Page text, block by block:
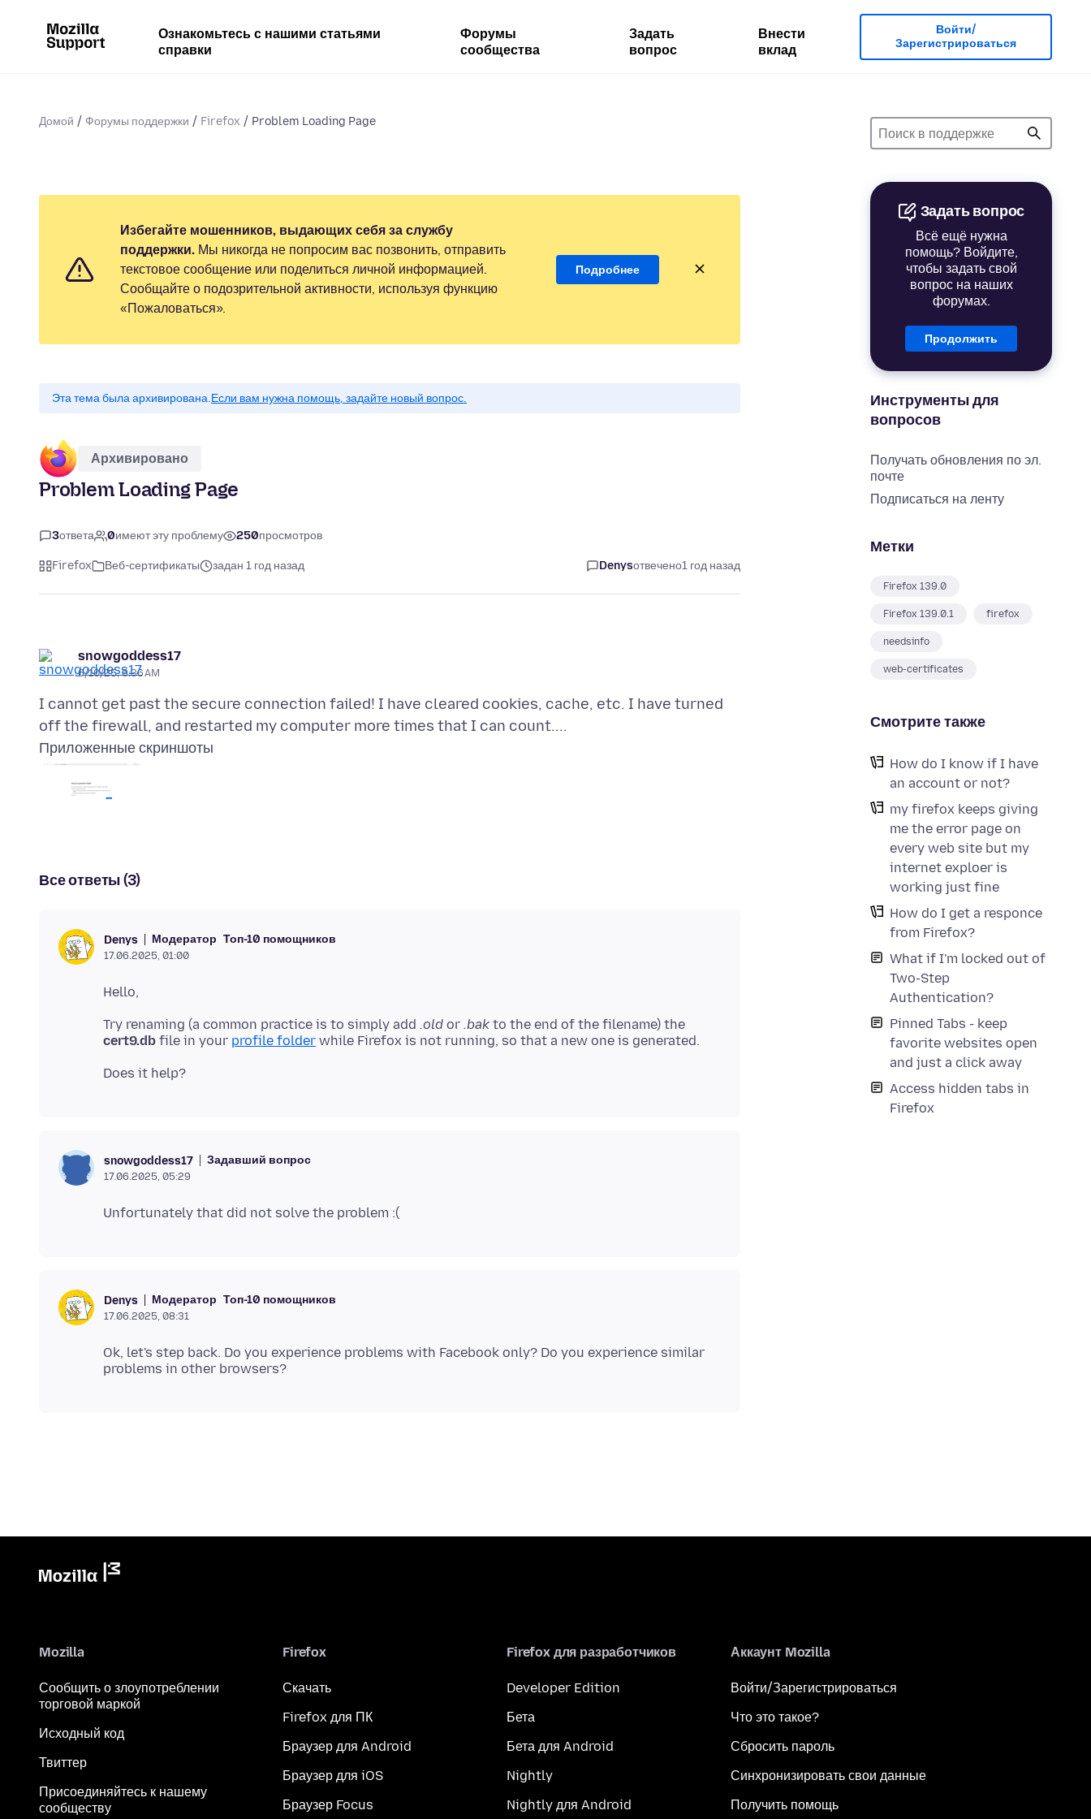
Ознакомьтесь с нашими статьями
справки
Форумы
сообщества
Задать
вопрос
Внести
вклад
Войти/
Зарегистрироваться
Домой Форумы поддержки Firefox Problem Loading Page
Задать вопрос
Всё ещё нужна
помощь? Войдите,
чтобы задать свой
вопрос на наших
форумах.
Продолжить
Инструменты для
вопросов
Получать обновления по эл.
почте
Подписаться на ленту
Метки
Firefox 139.0
Firefox 139.0.1 firefox
needsinfo
web-certificates
Смотрите также
How do I know if I have
an account or not?
my firefox keeps giving
me the error page on
every web site but my
internet exploer is
working just fine
How do I get a responce
from Firefox?
What if I'm locked out of
Two-Step
Authentication?
Pinned Tabs - keep
favorite websites open
and just a click away
Access hidden tabs in
Firefox
Избегайте мошенников, выдающих себя за службу
поддержки. Мы никогда не попросим вас позвонить, отправить
текстовое сообщение или поделиться личной информацией.
Сообщайте о подозрительной активности, используя функцию
«Пожаловаться».
Подробнее
Эта тема была архивирована.Если вам нужна помощь, задайте новый вопрос.
Архивировано
Problem Loading Page
3ответа 0имеют эту проблему 250просмотров
Firefox Веб-сертификаты задан 1 год назад Denysотвечено1 год назад
snowgoddess17
6/10/25, 6:36 AM
I cannot get past the secure connection failed! I have cleared cookies, cache, etc. I have turned
Приложенные скриншоты
Все ответы (3)
Denys Модератор Топ-10 помощников
17.06.2025, 01:00
Try renaming (a common practice is to simply add .old or .bakto the end of the filename) the
cert9.db file in your profile folder
snowgoddess17 Задавший вопрос
17.06.2025, 05:29
Denys Модератор Топ-10 помощников
17.06.2025, 08:31
Ok, let's step back. Do you experience problems with Facebook only? Do you experience similar
Mozilla
Сообщить о злоупотреблении
торговой маркой
Исходный код
Твиттер
Присоединяйтесь к нашему
сообществу
Firefox
Скачать
Firefox для ПК
Браузер для Android
Браузер для iOS
Браузер Focus
Firefox для разработчиков
Developer Edition
Бета
Бета для Android
Nightly
Nightly для Android
Аккаунт Mozilla
Войти/Зарегистрироваться
Что это такое?
Сбросить пароль
Синхронизировать свои данные
Получить помощь